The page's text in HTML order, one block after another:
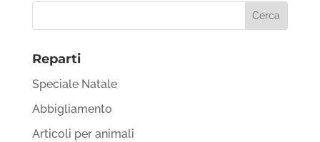
Reparti
Speciale Natale
Abbigliamento
Articoli per animali